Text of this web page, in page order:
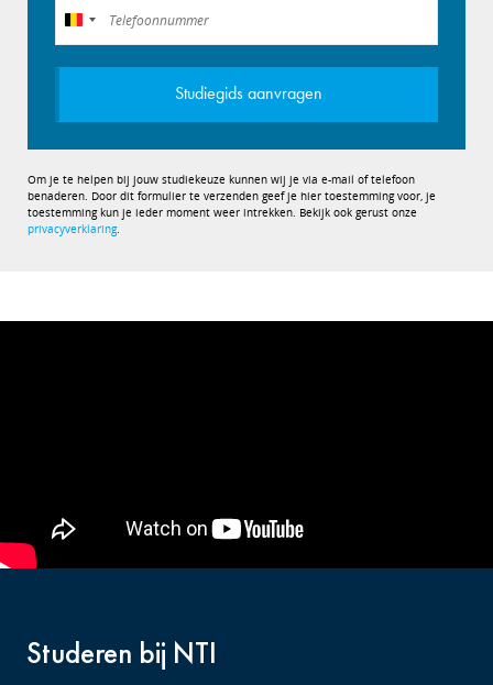
België
+32
Studiegids aanvragen
Om je te helpen bij jouw studiekeuze kunnen wij je via e-mail of telefoon
benaderen. Door dit formulier te verzenden geef je hier toestemming voor, je
toestemming kun je ieder moment weer intrekken. Bekijk ook gerust onze
privacyverklaring.
Studeren bij NTI